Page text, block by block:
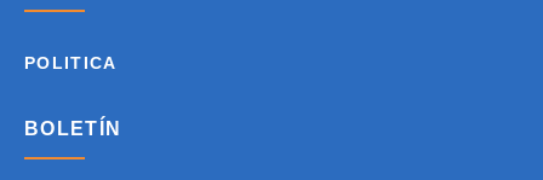
POLITICA
BOLETÍN